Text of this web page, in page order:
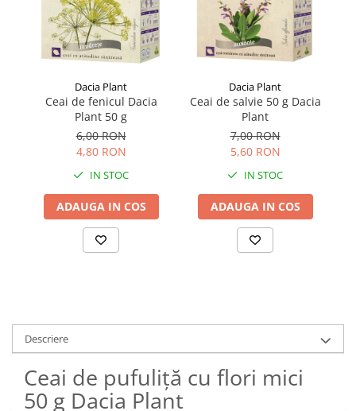
Dacia Plant
Ceai de fenicul Dacia
Plant 50 g
6,00 RON
4,80 RON
IN STOC
ADAUGA IN COS
Dacia Plant
Ceai de salvie 50 g Dacia
Plant
7,00 RON
5,60 RON
IN STOC
ADAUGA IN COS
Descriere
Ceai de pufuliță cu flori mici
50 g Dacia Plant